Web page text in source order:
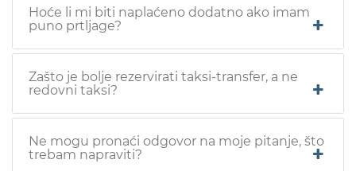
Hoće li mi biti naplaćeno dodatno ako imam
puno prtljage?
Zašto je bolje rezervirati taksi-transfer, a ne
redovni taksi?
Ne mogu pronaći odgovor na moje pitanje, što
trebam napraviti?